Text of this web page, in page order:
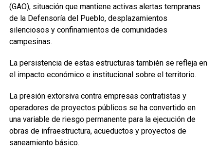
(GAO), situación que mantiene activas alertas tempranas
de la Defensoría del Pueblo, desplazamientos
silenciosos y confinamientos de comunidades
campesinas.
La persistencia de estas estructuras también se refleja en
el impacto económico e institucional sobre el territorio.
La presión extorsiva contra empresas contratistas y
operadores de proyectos públicos se ha convertido en
una variable de riesgo permanente para la ejecución de
obras de infraestructura, acueductos y proyectos de
saneamiento básico.